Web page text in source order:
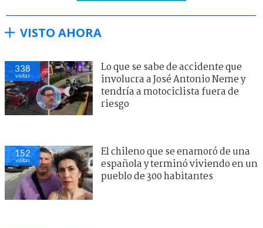
VISTO AHORA
338
visitas
Lo que se sabe de accidente que
involucra a José Antonio Neme y
tendría a motociclista fuera de
riesgo
152
visitas
El chileno que se enamoró de una
española y terminó viviendo en un
pueblo de 300 habitantes